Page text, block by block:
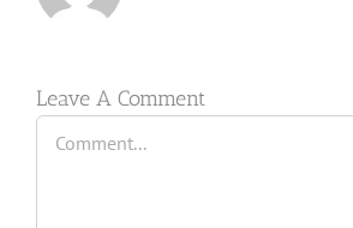
Leave A Comment
Comment